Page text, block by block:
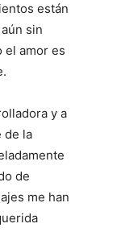
están
sin
el amor es
y a
de la
de
me han